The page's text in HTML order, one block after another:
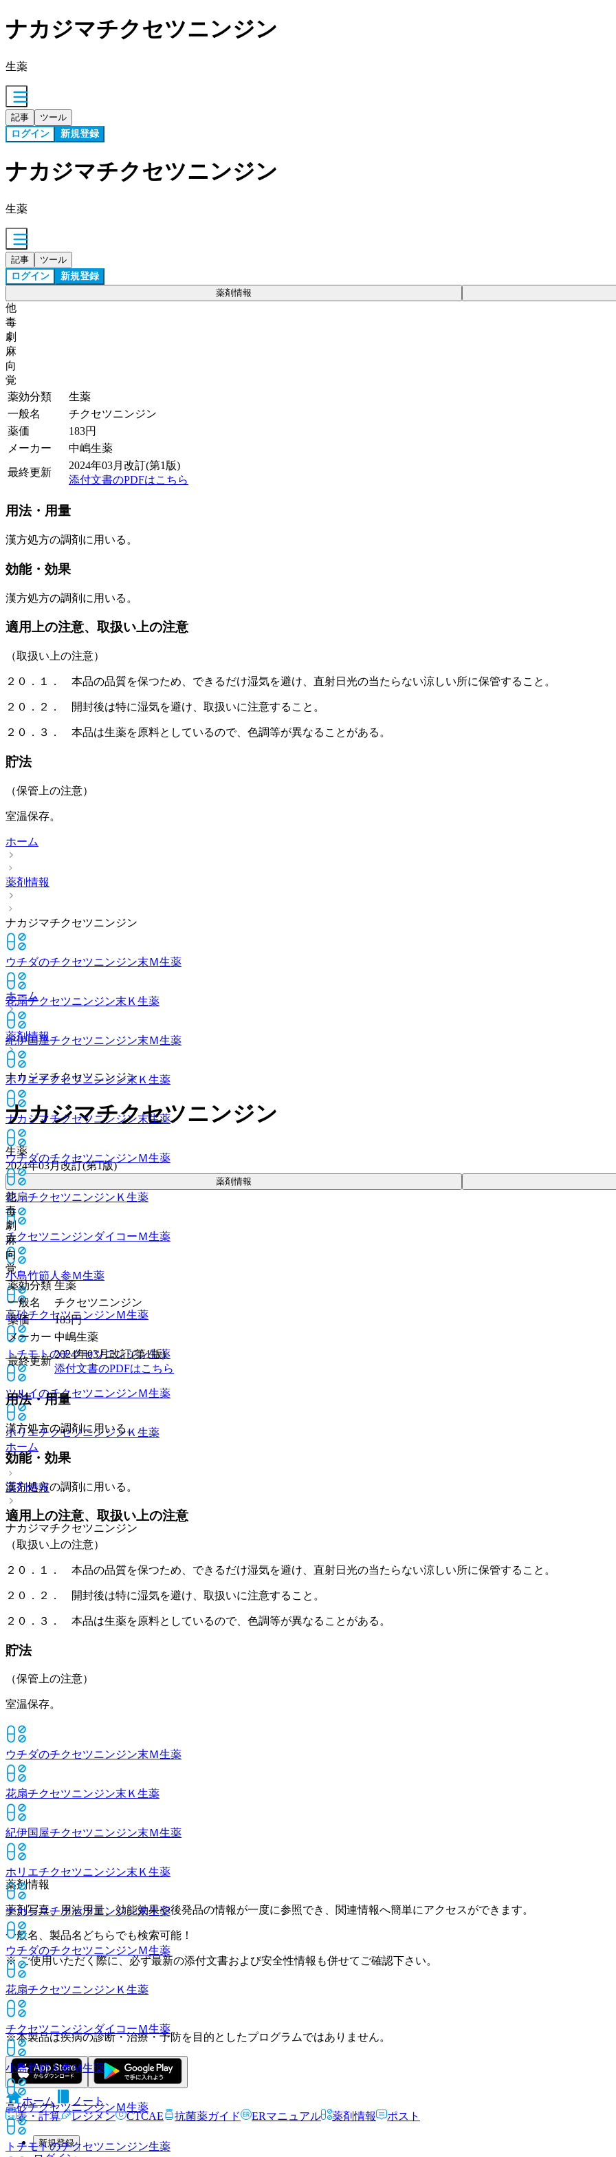
ナカジマチクセツニンジン
生薬
記事 ツール
ログイン 新規登録
ナカジマチクセツニンジン
生薬
記事 ツール
ログイン 新規登録
薬剤情報
他
毒
劇
麻
向
覚
薬効分類
生薬
一般名
チクセツニンジン
薬価
183円
メーカー
中嶋生薬
最終更新
2024年03月改訂(第1版)
添付文書のPDFはこちら
用法・用量
漢方処方の調剤に用いる。
効能・効果
漢方処方の調剤に用いる。
適用上の注意、取扱い上の注意
（取扱い上の注意）
２０．１． 本品の品質を保つため、できるだけ湿気を避け、直射日光の当たらない涼しい所に保管すること。
２０．２． 開封後は特に湿気を避け、取扱いに注意すること。
２０．３． 本品は生薬を原料としているので、色調等が異なることがある。
貯法
（保管上の注意）
室温保存。
ホーム
薬剤情報
ナカジマチクセツニンジン
ウチダのチクセツニンジン末Ｍ生薬
花扇チクセツニンジン末Ｋ 生薬
紀伊国屋チクセツニンジン末Ｍ生薬
ホリエチクセツニンジン末Ｋ 生薬
ナカジマチクセツニンジン末生薬
ウチダのチクセツニンジンＭ生薬
花扇チクセツニンジンＫ 生薬
チクセツニンジンダイコーＭ生薬
小島竹節人参Ｍ生薬
高砂チクセツニンジンＭ生薬
トチモトのチクセツニンジン生薬
ツルイのチクセツニンジンＭ生薬
ホリエチクセツニンジンＫ 生薬
ホーム
薬剤情報
ナカジマチクセツニンジン
ホーム
薬剤情報
ナカジマチクセツニンジン
ナカジマチクセツニンジン
生薬
2024年03月改訂(第1版)
薬剤情報
他
毒
劇
麻
向
覚
薬効分類 生薬
一般名
チクセツニンジン
薬価
183円
メーカー 中嶋生薬
最終更新
2024年03月改訂(第1版)
添付文書のPDFはこちら
用法・用量
漢方処方の調剤に用いる。
効能・効果
漢方処方の調剤に用いる。
適用上の注意、取扱い上の注意
（取扱い上の注意）
２０．１． 本品の品質を保つため、できるだけ湿気を避け、直射日光の当たらない涼しい所に保管すること。
２０．２． 開封後は特に湿気を避け、取扱いに注意すること。
２０．３． 本品は生薬を原料としているので、色調等が異なることがある。
貯法
（保管上の注意）
室温保存。
ウチダのチクセツニンジン末Ｍ生薬
花扇チクセツニンジン末Ｋ 生薬
紀伊国屋チクセツニンジン末Ｍ生薬
ホリエチクセツニンジン末Ｋ 生薬
ナカジマチクセツニンジン末生薬
ウチダのチクセツニンジンＭ生薬
花扇チクセツニンジンＫ 生薬
チクセツニンジンダイコーＭ生薬
小島竹節人参Ｍ生薬
高砂チクセツニンジンＭ生薬
トチモトのチクセツニンジン生薬
薬剤情報
薬剤写真、用法用量、効能効果や後発品の情報が一度に参照でき、関連情報へ簡単にアクセスができます。
一般名、製品名どちらでも検索可能！
※ ご使用いただく際に、必ず最新の添付文書および安全性情報も併せてご確認下さい。
※本製品は疾病の診断・治療・予防を目的としたプログラムではありません。
ホーム
ノート
表・計算
レジメン CTCAE 抗菌薬ガイド ERマニュアル 薬剤情報 ポスト
新規登録